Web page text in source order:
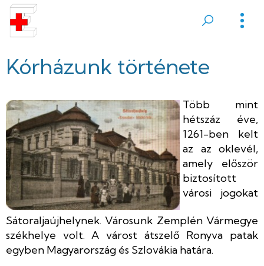
Ugrás
tartalomraSátoraljaújhelyi
Erzsébet
Kórházunk története
Több mint
hétszáz éve,
1261-ben kelt
az az oklevél,
amely először
biztosított
városi jogokat
Sátoraljaújhelynek. Városunk Zemplén Vármegye
székhelye volt. A várost átszelő Ronyva patak
egyben Magyarország és Szlovákia határa.